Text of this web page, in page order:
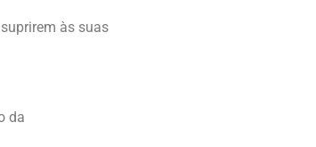
às suas
da